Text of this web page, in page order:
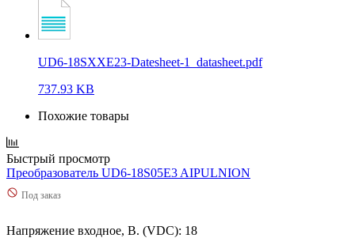
UD6-18SXXE23-Datesheet-1_datasheet.pdf
737.93 KB
Похожие товары
Быстрый просмотр
Преобразователь UD6-18S05E3 AIPULNION
Под заказ
Напряжение входное, В. (VDC): 18